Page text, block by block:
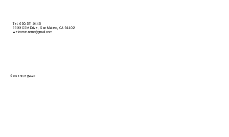
Tel. 650.571.9445
3399 CSM Drive, San Mateo, CA 94402
welcome.ncmc@gmail.com
© 2026 새누리 선교 교회